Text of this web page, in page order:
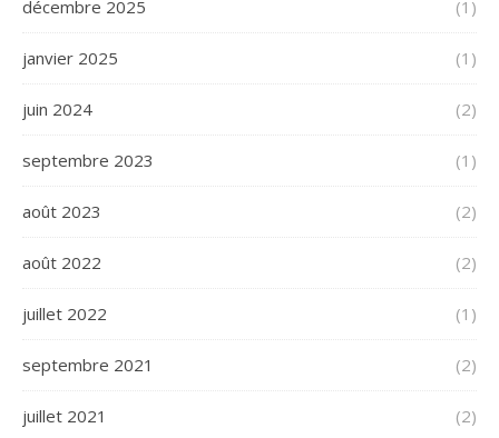
décembre 2025 (1)
janvier 2025 (1)
juin 2024 (2)
septembre 2023 (1)
août 2023 (2)
août 2022 (2)
juillet 2022 (1)
septembre 2021 (2)
juillet 2021 (2)